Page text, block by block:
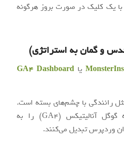
با یک کلیک در صورت بروز هرگونه
و گمان به استراتژی)
یاGA4 Dashboard
رانندگی با چشم‌های بسته است.
این افزونه‌ها آمار پیچیده گوگل آنالیتیکس (GA4) را به
وردپرس تبدیل می‌کنند.